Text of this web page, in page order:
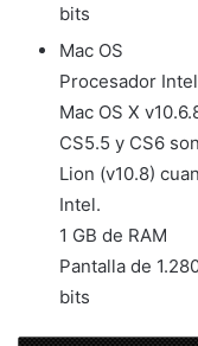
bits
Mac OS
Procesador
Mac OS X
CS5.5 y CS6
Lion (v10.8)
Intel.
1 GB de RAM
Pantalla de
bits